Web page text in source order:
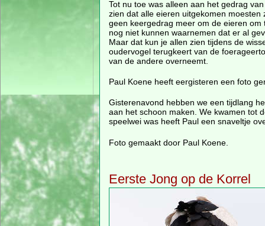
Tot nu toe was alleen aan het gedrag
zien dat alle eieren uitgekomen moesten
geen keergedrag meer om de eieren om
nog niet kunnen waarnemen dat er al
Maar dat kun je allen zien tijdens de
oudervogel terugkeert van de
van de andere overneemt.
Paul Koene heeft eergisteren een foto
Gisterenavond hebben we een tijdlang
aan het schoon maken. We kwamen tot
speelwei was heeft Paul een snaveltje
Foto gemaakt door Paul Koene.
Eerste Jong op de Korrel